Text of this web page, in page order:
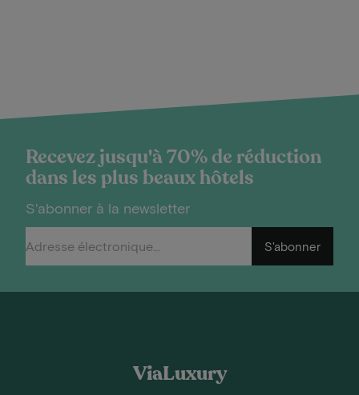
Recevez jusqu'à 70% de réduction
dans les plus beaux hôtels
S'abonner à la newsletter
S'abonner
ViaLuxury